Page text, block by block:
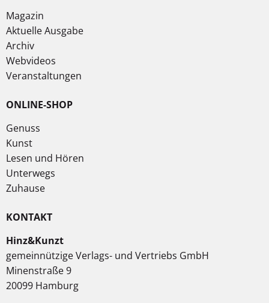
Magazin
Aktuelle Ausgabe
Archiv
Webvideos
Veranstaltungen
ONLINE-SHOP
Genuss
Kunst
Lesen und Hören
Unterwegs
Zuhause
KONTAKT
Hinz&Kunzt
gemeinnützige Verlags- und Vertriebs GmbH
Minenstraße 9
20099 Hamburg